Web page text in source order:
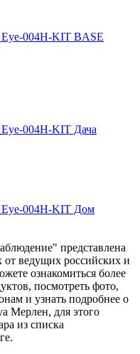
Eye-004H-KIT BASE
004H-KIT Дача
Eye-004H-KIT Дом
представлена
от ведущих российских и
ознакомиться более
посмотреть фото,
и узнать подробнее о
Мерлен, для этого
из списка